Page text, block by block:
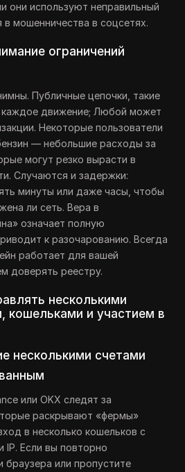
они используют неправильный
мошенничества в соцсетях.
ограничений
Публичные цепочки, такие
каждое движение; Любой может
Некоторые пользователи
— небольшие расходы за
могут резко вырасти в
Случаются и задержки:
минуты или даже часы, чтобы
ли сеть. Вера в
означает полную
к разочарованию. Всегда
работает для вашей
доверять реестру.
несколькими
кошельками и участием в
несколькими счетами
или OKX следят за
раскрывают «фермы»
в несколько кошельков с
IP. Если вы повторно
браузера или пропустите